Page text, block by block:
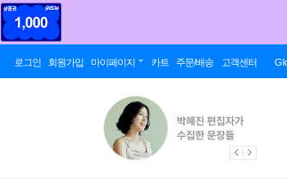
로그인 회원가입 마이페이지 카트 주문/배송 고객센터